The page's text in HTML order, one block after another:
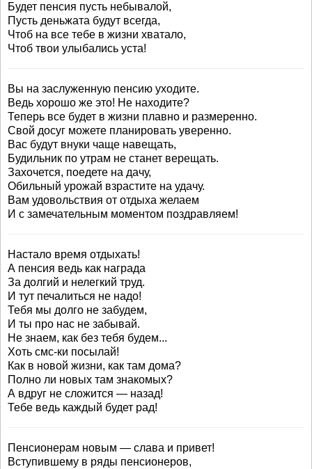
Будет пенсия пусть небывалой,
Пусть деньжата будут всегда,
Чтоб на все тебе в жизни хватало,
Чтоб твои улыбались уста!
Вы на заслуженную пенсию уходите.
Ведь хорошо же это! Не находите?
Теперь все будет в жизни плавно и размеренно.
Свой досуг можете планировать уверенно.
Вас будут внуки чаще навещать,
Будильник по утрам не станет верещать.
Захочется, поедете на дачу,
Обильный урожай взрастите на удачу.
Вам удовольствия от отдыха желаем
И с замечательным моментом поздравляем!
Настало время отдыхать!
А пенсия ведь как награда
За долгий и нелегкий труд.
И тут печалиться не надо!
Тебя мы долго не забудем,
И ты про нас не забывай.
Не знаем, как без тебя будем...
Хоть смс-ки посылай!
Как в новой жизни, как там дома?
Полно ли новых там знакомых?
А вдруг не сложится — назад!
Тебе ведь каждый будет рад!
Пенсионерам новым — слава и привет!
Вступившему в ряды пенсионеров,